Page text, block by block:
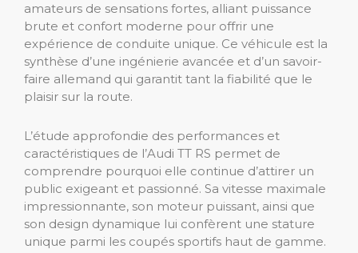
amateurs de sensations fortes, alliant puissance
brute et confort moderne pour offrir une
expérience de conduite unique. Ce véhicule est la
synthèse d’une ingénierie avancée et d’un savoir-
faire allemand qui garantit tant la fiabilité que le
plaisir sur la route.
L’étude approfondie des performances et
caractéristiques de l’Audi TT RS permet de
comprendre pourquoi elle continue d’attirer un
public exigeant et passionné. Sa vitesse maximale
impressionnante, son moteur puissant, ainsi que
son design dynamique lui confèrent une stature
unique parmi les coupés sportifs haut de gamme.